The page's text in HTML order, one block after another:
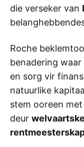
die verseker van
Roche
benadering
en sorg vir
natuurlike
stem ooreen
deur